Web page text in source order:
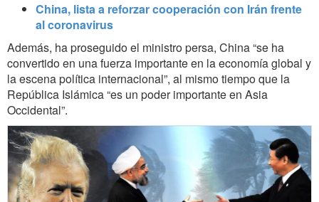
China, lista a reforzar cooperación con Irán frente
al coronavirus
Además, ha proseguido el ministro persa, China “se ha
convertido en una fuerza importante en la economía global y
la escena política internacional”, al mismo tiempo que la
República Islámica “es un poder importante en Asia
Occidental”.